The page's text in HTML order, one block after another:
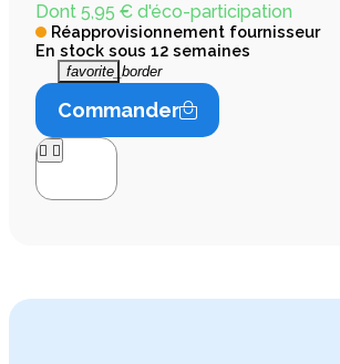
Dont 5,95 € d'éco-participation
Réapprovisionnement fournisseur
En stock sous 12 semaines
favorite_border
Commander
 